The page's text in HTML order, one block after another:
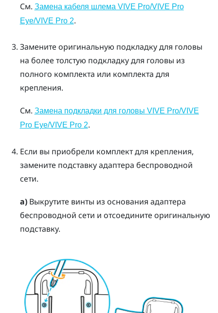
См. Замена кабеля шлема VIVE Pro/VIVE Pro
Eye/VIVE Pro 2.
Замените оригинальную подкладку для головы
на более толстую подкладку для головы из
полного комплекта или комплекта для
крепления.
См. Замена подкладки для головы VIVE Pro/VIVE
Pro Eye/VIVE Pro 2.
Если вы приобрели комплект для крепления,
замените подставку адаптера беспроводной
сети.
а)Выкрутите винты из основания адаптера
беспроводной сети и отсоедините оригинальную
подставку.